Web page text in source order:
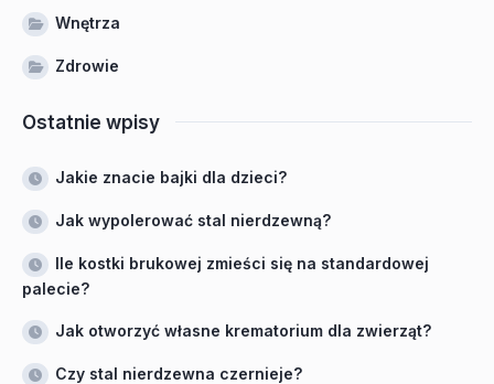
Wnętrza
Zdrowie
Ostatnie wpisy
Jakie znacie bajki dla dzieci?
Jak wypolerować stal nierdzewną?
Ile kostki brukowej zmieści się na standardowej
palecie?
Jak otworzyć własne krematorium dla zwierząt?
Czy stal nierdzewna czernieje?